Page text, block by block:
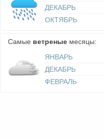
ДЕКАБРЬ
ОКТЯБРЬ
Самые ветреные месяцы:
ЯНВАРЬ
ДЕКАБРЬ
ФЕВРАЛЬ